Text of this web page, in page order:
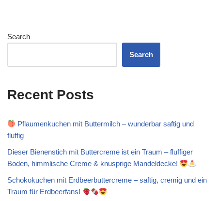
Search
Search
Recent Posts
Pflaumenkuchen mit Buttermilch – wunderbar saftig und
fluffig
Dieser Bienenstich mit Buttercreme ist ein Traum – fluffiger
Boden, himmlische Creme & knusprige Mandeldecke!
Schokokuchen mit Erdbeerbuttercreme – saftig, cremig und ein
Traum für Erdbeerfans!